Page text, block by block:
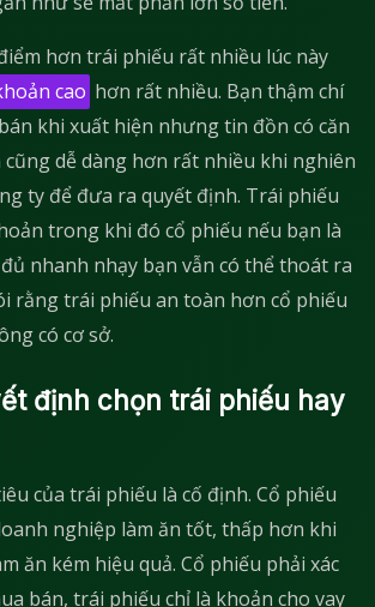
hơn trái phiếu rất nhiều lúc này
cao hơn rất nhiều. Bạn thậm chí
khi xuất hiện nhưng tin đồn có căn
cũng dễ dàng hơn rất nhiều khi nghiên
ty để đưa ra quyết định. Trái phiếu
trong khi đó cổ phiếu nếu bạn là
nhanh nhạy bạn vẫn có thể thoát ra
rằng trái phiếu an toàn hơn cổ phiếu
có cơ sở.
định chọn trái phiếu hay
của trái phiếu là cố định. Cổ phiếu
nghiệp làm ăn tốt, thấp hơn khi
ăn kém hiệu quả. Cổ phiếu phải xác
bán, trái phiếu chỉ là khoản cho vay